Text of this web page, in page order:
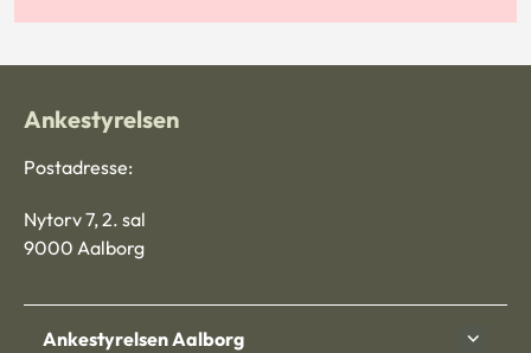
Ankestyrelsen
Postadresse:
Nytorv 7, 2. sal
9000 Aalborg
Ankestyrelsen Aalborg